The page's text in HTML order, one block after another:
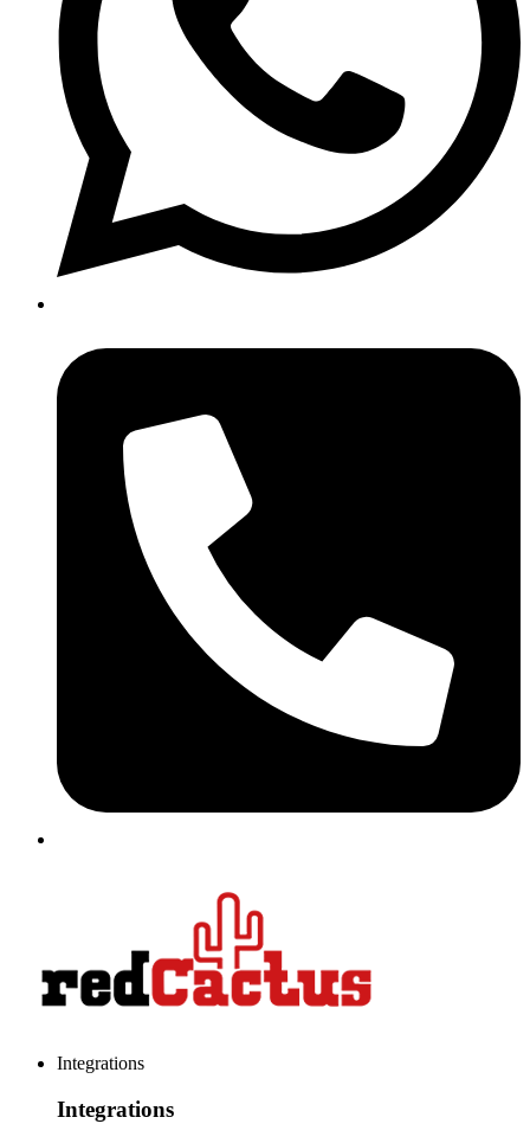
Integrations
Integrations